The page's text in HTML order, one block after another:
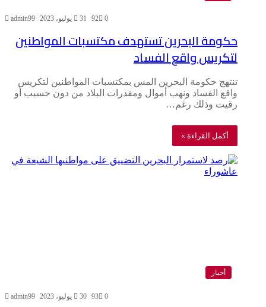
admin99 31 يوليو، 2023 0
92
حكومة البحرين تستهدف مكتسبات المواطنين
لتكريس واقع الفساد
تنتهج حكومة البحرين المس بمكتسبات المواطنين لتكريس
واقع الفساد ونهب أموال ومقدرات البلاد من دون حسيب أو
رقيت وذلك رغم…
أكمل القراءة »
أخبار
admin99 30 يوليو، 2023 0
93